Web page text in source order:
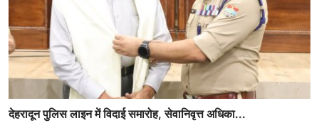
देहरादून पुलिस लाइन में विदाई समारोह, सेवानिवृत्त अधिका...